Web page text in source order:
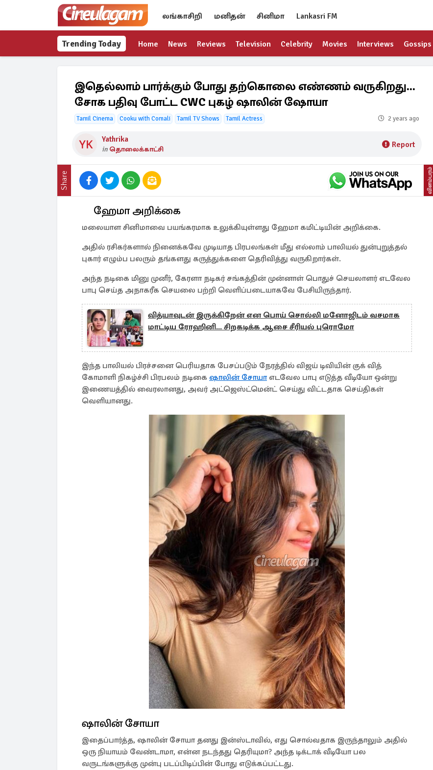
லங்காசிறி மனிதன் சினிமா Lankasri FM
Trending Today Home News Reviews Television Celebrity Movies Interviews Gossips
இதெல்லாம் பார்க்கும் போது தற்கொலை எண்ணம் வருகிறது...
சோக பதிவு போட்ட CWC புகழ் ஷாலின் ஷோயா
Tamil Cinema Cooku with Comali Tamil TV Shows Tamil Actress 2 years ago
Yathrika
in தொலைக்காட்சி Report
Share விளம்பரம்
ஹேமா அறிக்கை
மலையாள சினிமாவை பயங்கரமாக உலுக்கியுள்ளது ஹேமா கமிட்டியின் அறிக்கை.
அதில் ரசிகர்களால் நினைக்கவே முடியாத பிரபலங்கள் மீது எல்லாம் பாலியல் துன்புறுத்தல்
புகார் எழும்ப பலரும் தங்களது கருத்துக்களை தெரிவித்து வருகிறார்கள்.
அந்த நடிகை மினு முனீர், கேரளா நடிகர் சங்கத்தின் முன்னாள் பொதுச் செயலாளர் எடவேல
பாபு செய்த அநாகரீக செயலை பற்றி வெளிப்படையாகவே பேசியிருந்தார்.
வித்யாவுடன் இருக்கிறேன் என பொய் சொல்லி மனோஜிடம் வசமாக
மாட்டிய ரோஹினி... சிறகடிக்க ஆசை சீரியல் புரொமோ
இந்த பாலியல் பிரச்சனை பெரியதாக பேசப்படும் நேரத்தில் விஜய் டிவியின் குக் வித்
கோமாளி நிகழ்ச்சி பிரபலம் நடிகை ஷாலின் சோயாஎடவேல பாபு எடுத்த வீடியோ ஒன்று
இணையத்தில் வைரலானது, அவர் அட்ஜெஸ்ட்மென்ட் செய்து விட்டதாக செய்திகள்
வெளியானது.
ஷாலின் சோயா
இதைப்பார்த்த, ஷாலின் சோயா தனது இன்ஸ்டாவில், எது சொல்வதாக இருந்தாலும் அதில்
ஒரு நியாயம் வேண்டாமா, என்ன நடந்தது தெரியுமா? அந்த டிக்டாக் வீடியோ பல
வருடங்களுக்கு முன்பு படப்பிடிப்பின் போது எடுக்கப்பட்டது.